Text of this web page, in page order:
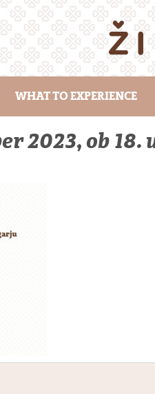
WHAT TO EXPERIENCE
2023, ob